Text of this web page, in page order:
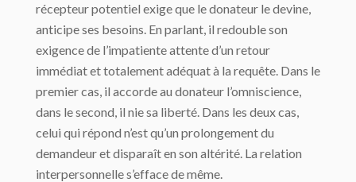
récepteur potentiel exige que le donateur le devine,
anticipe ses besoins. En parlant, il redouble son
exigence de l’impatiente attente d’un retour
immédiat et totalement adéquat à la requête. Dans le
premier cas, il accorde au donateur l’omniscience,
dans le second, il nie sa liberté. Dans les deux cas,
celui qui répond n’est qu’un prolongement du
demandeur et disparaît en son altérité. La relation
interpersonnelle s’efface de même.